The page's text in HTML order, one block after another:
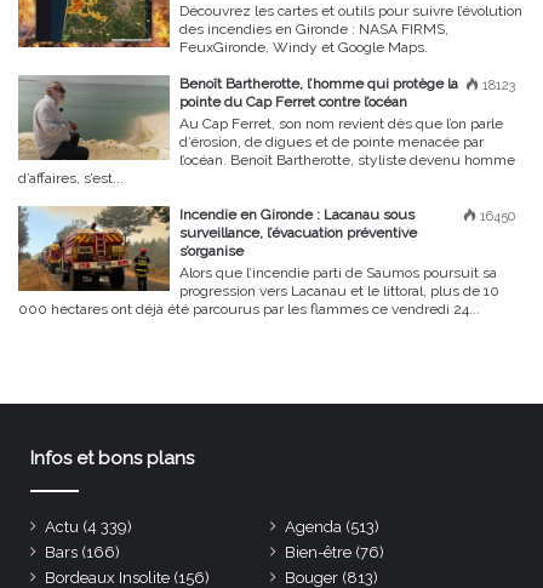
Découvrez les cartes et outils pour suivre l’évolution
des incendies en Gironde : NASA FIRMS,
FeuxGironde, Windy et Google Maps.
18123
Benoît Bartherotte, l’homme qui protège la
pointe du Cap Ferret contre l’océan
Au Cap Ferret, son nom revient dès que l’on parle
d’érosion, de digues et de pointe menacée par
l’océan. Benoît Bartherotte, styliste devenu homme
d’affaires, s’est...
16450
Incendie en Gironde : Lacanau sous
surveillance, l’évacuation préventive
s’organise
Alors que l’incendie parti de Saumos poursuit sa
progression vers Lacanau et le littoral, plus de 10
000 hectares ont déjà été parcourus par les flammes ce vendredi 24...
Infos et bons plans
Actu (4 339) Agenda (513)
Bars (166) Bien-être (76)
Bordeaux Insolite (156) Bouger (813)